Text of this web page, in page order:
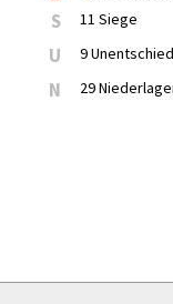
S 11 Siege
U 9
N 29